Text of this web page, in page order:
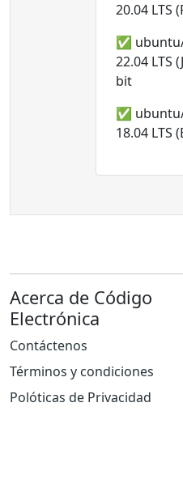
20.04 LTS
✅
22.04 LTS
bit
✅
18.04 LTS
Acerca de Código
Electrónica
Contáctenos
Términos y condiciones
Polóticas de Privacidad